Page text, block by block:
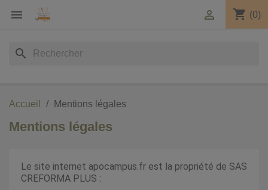
 shopping_cart (0)

search
Accueil Mentions légales
Mentions légales
Le site internet apocampus.fr est la propriété de SAS
CREFORMA PLUS :